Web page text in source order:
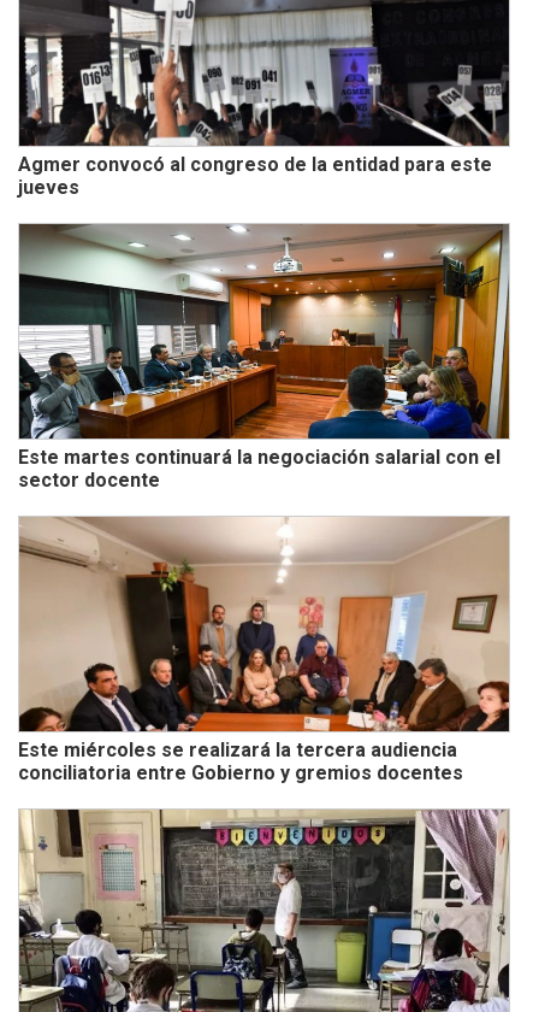
Agmer convocó al congreso de la entidad para este
jueves
Este martes continuará la negociación salarial con el
sector docente
Este miércoles se realizará la tercera audiencia
conciliatoria entre Gobierno y gremios docentes